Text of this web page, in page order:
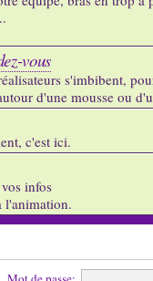
vous
s'imbibent,
d'une mousse ou
c'est ici.
infos
l'animation.